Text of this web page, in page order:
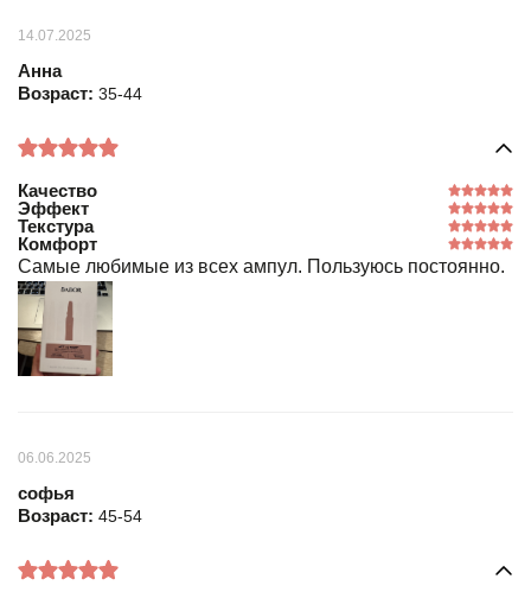
14.07.2025
Анна
Возраст: 35-44
Качество
Эффект
Текстура
Комфорт
Самые любимые из всех ампул. Пользуюсь постоянно.
06.06.2025
софья
Возраст: 45-54